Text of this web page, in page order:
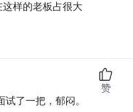
样的老板占很大
了一把，郁闷。
赞